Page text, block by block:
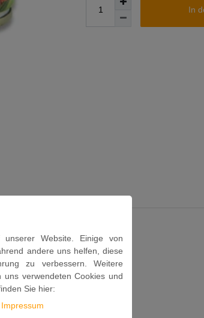
In
Website. Einige von
andere uns helfen, diese
zu verbessern. Weitere
verwendeten Cookies und
Sie hier:
Impressum